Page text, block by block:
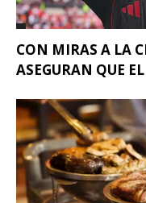
CON MIRAS A LA
ASEGURAN QUE